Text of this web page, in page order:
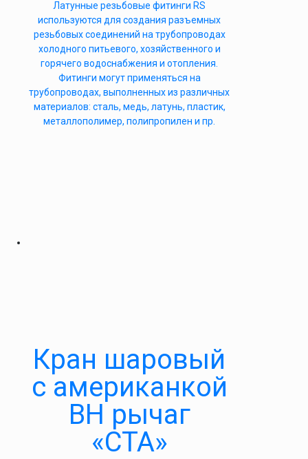
Латунные резьбовые фитинги RS
используются для создания разъемных
резьбовых соединений на трубопроводах
холодного питьевого, хозяйственного и
горячего водоснабжения и отопления.
Фитинги могут применяться на
трубопроводах, выполненных из различных
материалов: сталь, медь, латунь, пластик,
металлополимер, полипропилен и пр.
Кран шаровый
с американкой
ВН рычаг
«СТА»